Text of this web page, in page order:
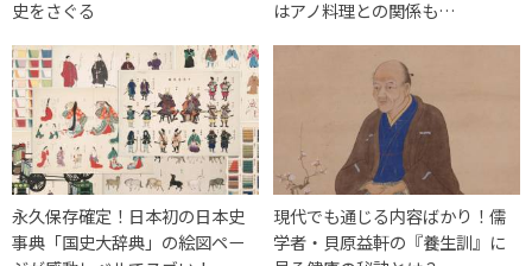
史をさぐる
はアノ料理との関係も…
永久保存確定！日本初の日本史
事典「国史大辞典」の絵図ペー
現代でも通じる内容ばかり！儒
学者・貝原益軒の『養生訓』に